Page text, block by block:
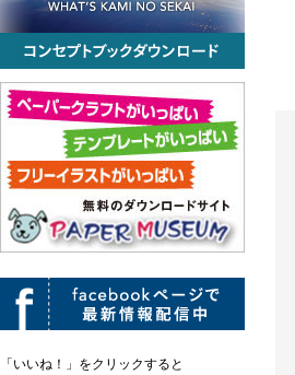
「いいね！」をクリックすると